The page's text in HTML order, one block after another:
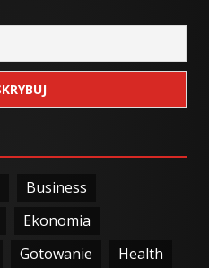
Business
Ekonomia
Gotowanie
Health